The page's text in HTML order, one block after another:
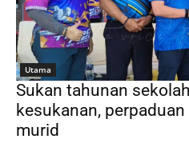
Utama
Sukan tahunan
kesukanan,
murid